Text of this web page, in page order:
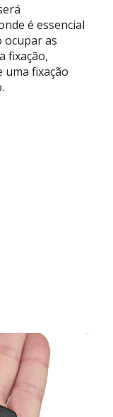
é essencial
ocupar as
fixação,
fixação